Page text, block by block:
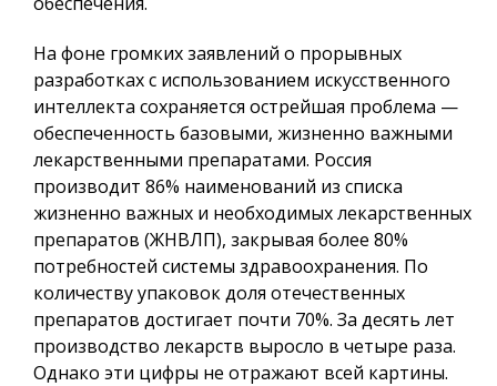
На фоне громких заявлений о прорывных
разработках с использованием искусственного
интеллекта сохраняется острейшая проблема —
обеспеченность базовыми, жизненно важными
лекарственными препаратами. Россия
производит 86% наименований из списка
жизненно важных и необходимых лекарственных
препаратов (ЖНВЛП), закрывая более 80%
потребностей системы здравоохранения. По
количеству упаковок доля отечественных
препаратов достигает почти 70%. За десять лет
производство лекарств выросло в четыре раза.
Однако эти цифры не отражают всей картины.